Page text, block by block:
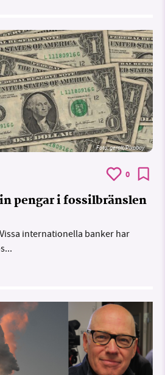
Foto:geralt/Pixabay
0
pengar i fossilbränslen
Vissa internationella banker har